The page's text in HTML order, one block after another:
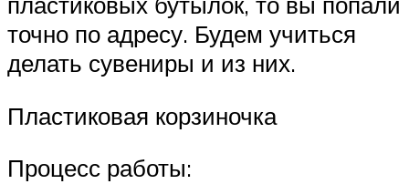
точно по адресу. Будем учиться
делать сувениры и из них.
Пластиковая корзиночка
Процесс работы: